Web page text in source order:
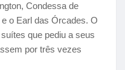
Condessa de
o Earl das Órcades. O
que pediu a seus
por três vezes